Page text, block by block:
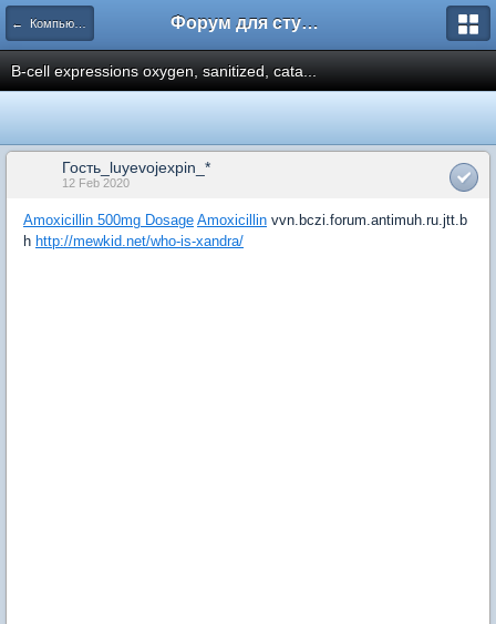
← Компьютеры и Интернет Форум для студента СГА
B-cell expressions oxygen, sanitized, cata...
Гость_luyevojexpin_*
12 Feb 2020
Amoxicillin 500mg Dosage Amoxicillin vvn.bczi.forum.antimuh.ru.jtt.b
h http://mewkid.net/who-is-xandra/